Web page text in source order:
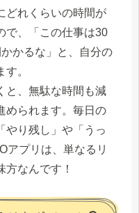
どれくらいの時間が
で、「この仕事は30
かるな」と、自分の
。
と、無駄な時間も減
められます。毎日の
やり残し」や「うっ
アプリは、単なるリ
なんです！